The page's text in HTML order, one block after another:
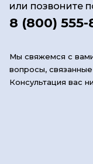
или позвоните
8 (800) 555-
Мы свяжемся с
вопросы,
Консультация вас